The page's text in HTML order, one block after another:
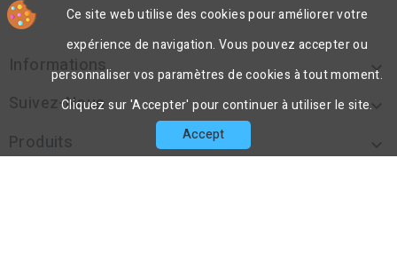
Informations 
Suivez-Nous 
Produits 
Ce site web utilise des cookies pour améliorer votre
expérience de navigation. Vous pouvez accepter ou
personnaliser vos paramètres de cookies à tout moment.
Cliquez sur 'Accepter' pour continuer à utiliser le site.
Accept